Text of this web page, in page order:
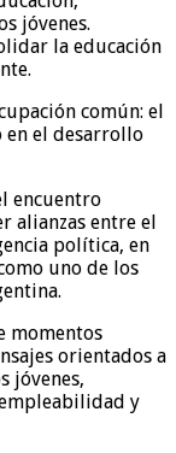
jóvenes.
la educación
común: el
el desarrollo
encuentro
alianzas entre el
política, en
uno de los
momentos
orientados a
jóvenes,
y